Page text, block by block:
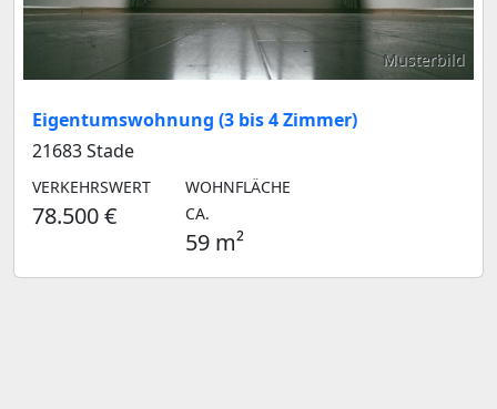
Musterbild
Eigentumswohnung (3 bis 4 Zimmer)
21683 Stade
VERKEHRSWERT
78.500 €
WOHNFLÄCHE
CA.
59 m²